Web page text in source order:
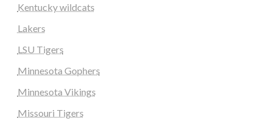
Kentucky wildcats
Lakers
LSU Tigers
Minnesota Gophers
Minnesota Vikings
Missouri Tigers